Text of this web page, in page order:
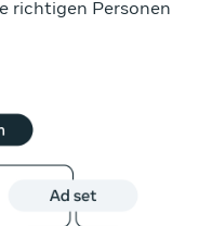
richtigen Personen